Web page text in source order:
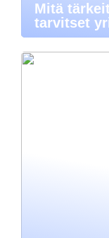
Mitä
tarvitset